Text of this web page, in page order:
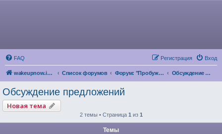
FAQ Вход
Регистрация
wakeupnow.info Список форумов Форум: "Пробуждение Разума" Обсуждение предложений
Обсуждение предложений
Новая тема
2 темы • Страница 1 из 1
Темы